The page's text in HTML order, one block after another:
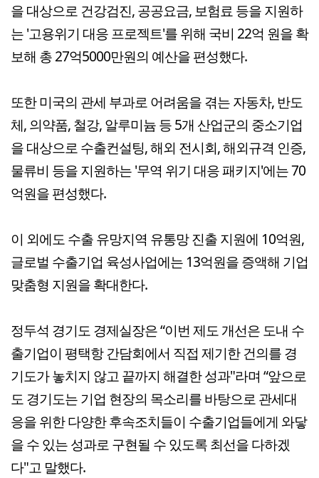
을 대상으로 건강검진, 공공요금, 보험료 등을 지원하
는 '고용위기 대응 프로젝트'를 위해 국비 22억 원을 확
보해 총 27억5000만원의 예산을 편성했다.
또한 미국의 관세 부과로 어려움을 겪는 자동차, 반도
체, 의약품, 철강, 알루미늄 등 5개 산업군의 중소기업
을 대상으로 수출컨설팅, 해외 전시회, 해외규격 인증,
물류비 등을 지원하는 '무역 위기 대응 패키지'에는 70
억원을 편성했다.
이 외에도 수출 유망지역 유통망 진출 지원에 10억원,
글로벌 수출기업 육성사업에는 13억원을 증액해 기업
맞춤형 지원을 확대한다.
정두석 경기도 경제실장은 “이번 제도 개선은 도내 수
출기업이 평택항 간담회에서 직접 제기한 건의를 경
기도가 놓치지 않고 끝까지 해결한 성과"라며 “앞으로
도 경기도는 기업 현장의 목소리를 바탕으로 관세대
응을 위한 다양한 후속조치들이 수출기업들에게 와닿
을 수 있는 성과로 구현될 수 있도록 최선을 다하겠
다"고 말했다.